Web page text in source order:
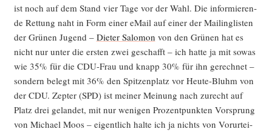
ist noch auf dem Stand vier Tage vor der Wahl. Die infor­mie­ren­
de Ret­tung naht in Form einer eMail auf einer der Mai­ling­lis­ten
der Grü­nen Jugend – Die­ter Salo­mon von den Grü­nen hat es
nicht nur unter die ers­ten zwei geschafft – ich hat­te ja mit sowas
wie 35% für die CDU-Frau und knapp 30% für ihn gerech­net –
son­dern belegt mit 36% den Spit­zen­platz vor Heu­te-Bluhm von
der CDU. Zep­ter (SPD) ist mei­ner Mei­nung nach zurecht auf
Platz drei gelan­det, mit nur weni­gen Pro­zent­punk­ten Vor­sprung
von Micha­el Moos – eigent­lich hal­te ich ja nichts von Vor­ur­tei­